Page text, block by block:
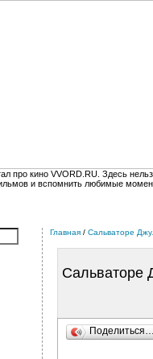
про кино VVORD.RU. Здесь
и вспомнить любимые
Главная / Сальваторе
Сальваторе